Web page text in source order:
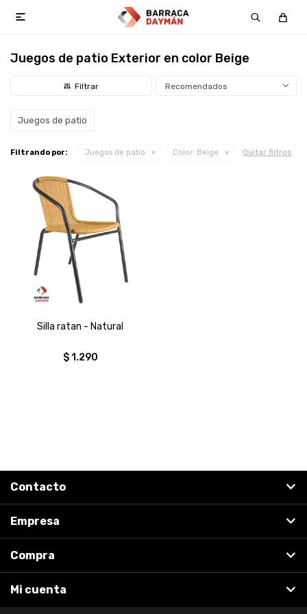

Juegos de patio Exterior en color Beige
Recomendados
Juegos de patio
Filtrando por: Juegos de patio Color: Beige Quitar filtros
Silla ratan - Natural
$ 1.290
Contacto
Empresa
Compra
Mi cuenta